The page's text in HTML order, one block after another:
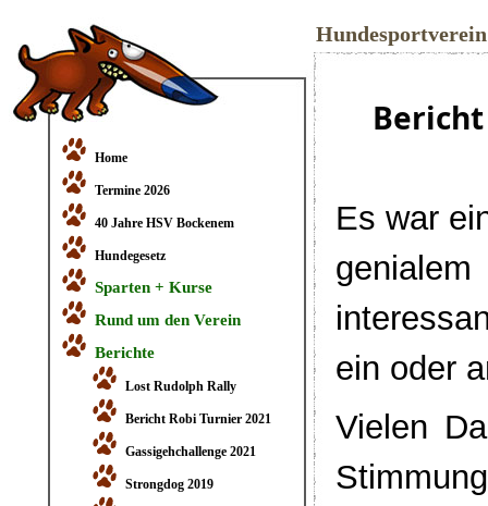
Home
Termine 2026
40 Jahre HSV Bockenem
Hundegesetz
Sparten + Kurse
Rund um den Verein
Berichte
Lost Rudolph Rally
Bericht Robi Turnier 2021
Gassigehchallenge 2021
Strongdog 2019
Es war
ein oder
Vielen